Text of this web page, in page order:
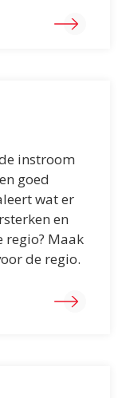
instroom
goed
wat er
en
regio? Maak
de regio.